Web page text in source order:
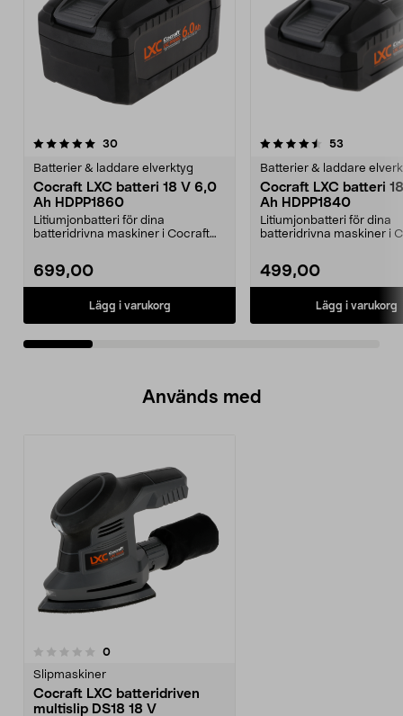
30recensioner
Batterier & laddare elverktyg
Cocraft LXC batteri 18 V 6,0
Ah HDPP1860
Litiumjonbatteri för dina
batteridrivna maskiner i Cocraft
699,00
Lägg i varukorg
4.5av 5 stjärnor 53
Batterier & laddare
Cocraft LXC batteri
Ah HDPP1840
Litiumjonbatteri för dina
batteridrivna maskiner i
499,00
Lägg i varukorg
4.5av 5 stjärnor
Används med
0recensioner
Slipmaskiner
Cocraft LXC batteridriven
multislip DS18 18 V